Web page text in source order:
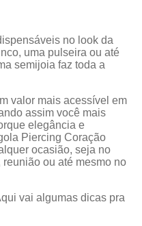
no look da
uma pulseira ou até
semijoia faz toda a
valor mais acessível em
assim você mais
elegância e
Piercing Coração
ocasião, seja no
ou até mesmo no
vai algumas dicas pra